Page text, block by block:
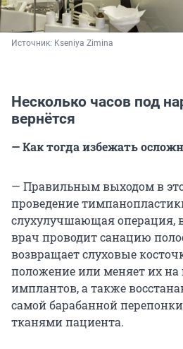
Источник: Kseniya Zimina
Несколько часов под
вернётся
— Как тогда избежать
— Правильным выходом в
проведение
слухулучшающая операция,
врач проводит санацию
возвращает слуховые
положение или меняет их
имплантов, а также
самой барабанной
тканями пациента.